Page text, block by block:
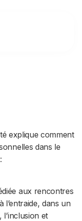
explique comment
dans le
aux rencontres
l’entraide, dans un
et